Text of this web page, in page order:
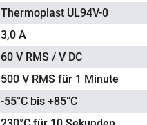
Thermoplast UL94V-0
3,0 A
60 V RMS / V DC
500 V RMS für 1 Minute
-55°C bis +85°C